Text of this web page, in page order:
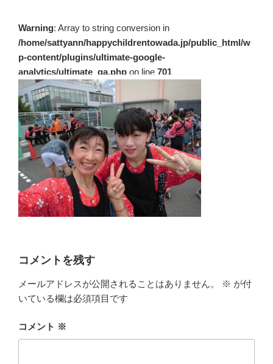
Warning: Array to string conversion in
/home/sattyann/happychildrentowada.jp/public_html/w
p-content/plugins/ultimate-google-
analytics/ultimate_ga.php on line 701
コメントを残す
メールアドレスが公開されることはありません。 ※ が付
いている欄は必須項目です
コメント ※